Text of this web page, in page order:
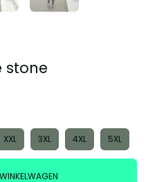
stone
XXL 3XL 4XL 5XL